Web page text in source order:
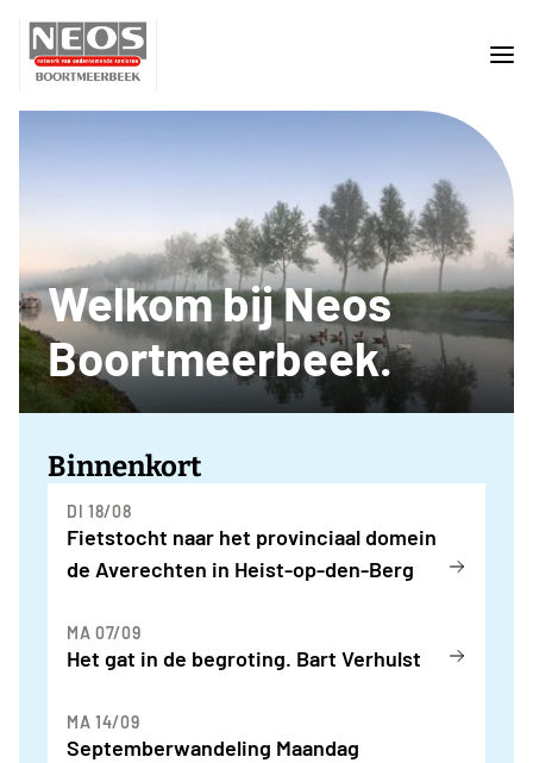
Welkom bij Neos
Boortmeerbeek.
Binnenkort
DI 18/08
Fietstocht naar het provinciaal domein
de Averechten in Heist-op-den-Berg
MA 07/09
Het gat in de begroting. Bart Verhulst
MA 14/09
Septemberwandeling Maandag